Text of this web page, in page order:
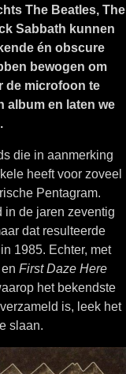
The Beatles, The
Sabbath kunnen
én obscure
bewogen om
de microfoon te
album en laten we
die in aanmerking
heeft voor zoveel
Pentagram.
de jaren zeventig
dat resulteerde
1985. Echter, met
First Daze Here
het bekendste
is, leek het
slaan.